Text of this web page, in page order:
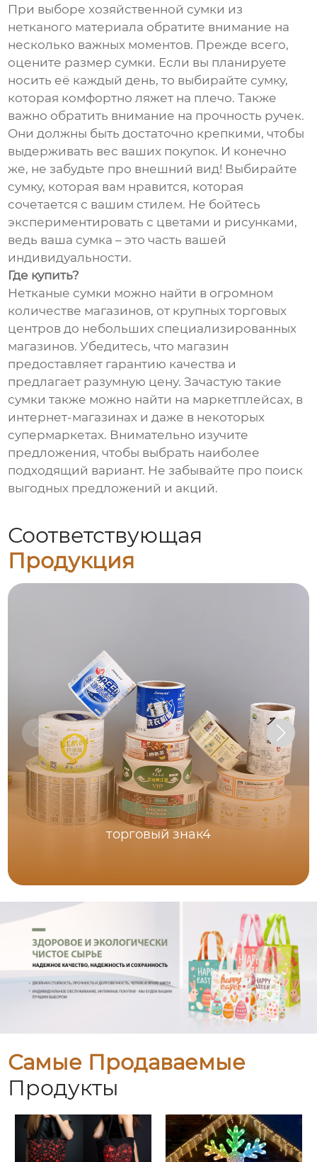
При выборе хозяйственной сумки из
нетканого материала обратите внимание на
несколько важных моментов. Прежде всего,
оцените размер сумки. Если вы планируете
носить её каждый день, то выбирайте сумку,
которая комфортно ляжет на плечо. Также
важно обратить внимание на прочность ручек.
Они должны быть достаточно крепкими, чтобы
выдерживать вес ваших покупок. И конечно
же, не забудьте про внешний вид! Выбирайте
сумку, которая вам нравится, которая
сочетается с вашим стилем. Не бойтесь
экспериментировать с цветами и рисунками,
ведь ваша сумка – это часть вашей
индивидуальности.
Где купить?
Нетканые сумки можно найти в огромном
количестве магазинов, от крупных торговых
центров до небольших специализированных
магазинов. Убедитесь, что магазин
предоставляет гарантию качества и
предлагает разумную цену. Зачастую такие
сумки также можно найти на маркетплейсах, в
интернет-магазинах и даже в некоторых
супермаркетах. Внимательно изучите
предложения, чтобы выбрать наиболее
подходящий вариант. Не забывайте про поиск
выгодных предложений и акций.
Соответствующая
Продукция
торговый знак4
Самые Продаваемые
Продукты